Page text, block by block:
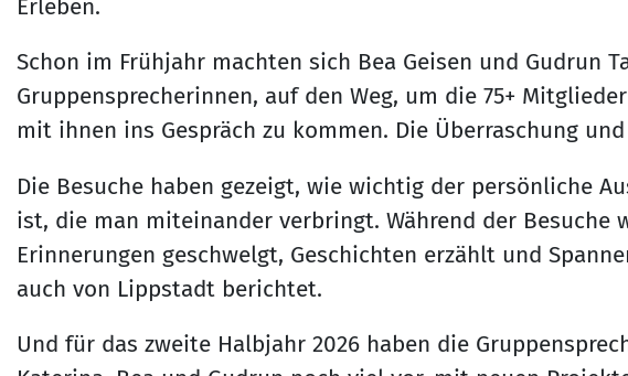
Erleben.
Schon im Frühjahr machten sich Bea Geisen und Gudrun
Gruppensprecherinnen, auf den Weg, um die 75+
mit ihnen ins Gespräch zu kommen. Die Überraschung
Die Besuche haben gezeigt, wie wichtig der persönliche
ist, die man miteinander verbringt. Während der Besuche
Erinnerungen geschwelgt, Geschichten erzählt und
auch von Lippstadt berichtet.
Und für das zweite Halbjahr 2026 haben die